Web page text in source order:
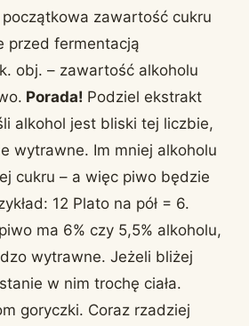
początkowa zawartość cukru
przed fermentacją
obj. – zawartość alkoholu
Porada! Podziel ekstrakt
alkohol jest bliski tej liczbie,
wytrawne. Im mniej alkoholu
cukru – a więc piwo będzie
12 Plato na pół = 6.
ma 6% czy 5,5% alkoholu,
wytrawne. Jeżeli bliżej
w nim trochę ciała.
goryczki. Coraz rzadziej